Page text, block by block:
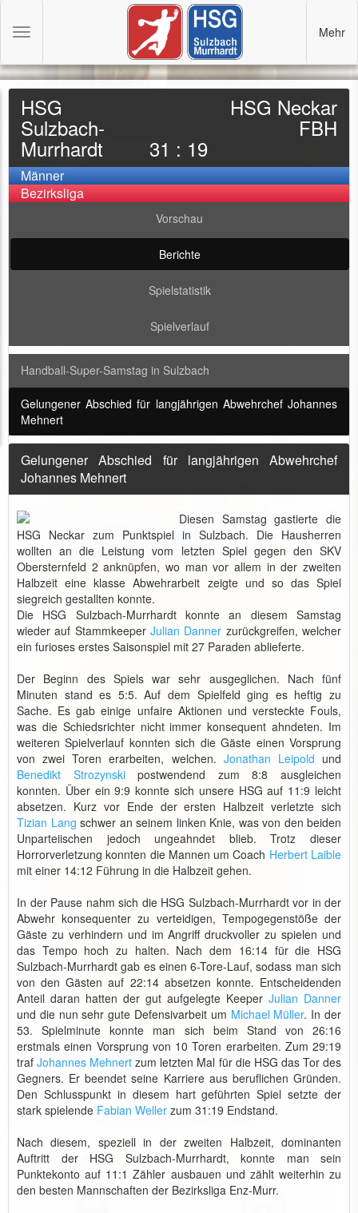
HSG
Sulzbach-
Murrhardt 31 : 19
HSG Neckar
FBH
Männer
Bezirksliga
Vorschau
Berichte
Spielstatistik
Spielverlauf
Handball-Super-Samstag in Sulzbach
Gelungener Abschied für langjährigen Abwehrchef Johannes
Mehnert
Gelungener Abschied für langjährigen Abwehrchef
Johannes Mehnert
Diesen Samstag gastierte die
HSG Neckar zum Punktspiel in Sulzbach. Die Hausherren
wollten an die Leistung vom letzten Spiel gegen den SKV
Obersternfeld 2 anknüpfen, wo man vor allem in der zweiten
Halbzeit eine klasse Abwehrarbeit zeigte und so das Spiel
siegreich gestallten konnte.
Die HSG Sulzbach-Murrhardt konnte an diesem Samstag
wieder auf Stammkeeper Julian Danner zurückgreifen, welcher
ein furioses erstes Saisonspiel mit 27 Paraden ablieferte.
Der Beginn des Spiels war sehr ausgeglichen. Nach fünf
Minuten stand es 5:5. Auf dem Spielfeld ging es heftig zu
Sache. Es gab einige unfaire Aktionen und versteckte Fouls,
was die Schiedsrichter nicht immer konsequent ahndeten. Im
weiteren Spielverlauf konnten sich die Gäste einen Vorsprung
von zwei Toren erarbeiten, welchen. Jonathan Leipold und
Benedikt Strozynskipostwendend zum 8:8 ausgleichen
konnten. Über ein 9:9 konnte sich unsere HSG auf 11:9 leicht
absetzen. Kurz vor Ende der ersten Halbzeit verletzte sich
Tizian Lang schwer an seinem linken Knie, was von den beiden
Unparteiischen jedoch ungeahndet blieb. Trotz dieser
Horrorverletzung konnten die Mannen um Coach Herbert Laible
mit einer 14:12 Führung in die Halbzeit gehen.
In der Pause nahm sich die HSG Sulzbach-Murrhardt vor in der
Abwehr konsequenter zu verteidigen, Tempogegenstöße der
Gäste zu verhindern und im Angriff druckvoller zu spielen und
das Tempo hoch zu halten. Nach dem 16:14 für die HSG
Sulzbach-Murrhardt gab es einen 6-Tore-Lauf, sodass man sich
von den Gästen auf 22:14 absetzen konnte. Entscheidenden
Anteil daran hatten der gut aufgelegte Keeper Julian Danner
und die nun sehr gute Defensivarbeit um Michael Müller. In der
53. Spielminute konnte man sich beim Stand von 26:16
erstmals einen Vorsprung von 10 Toren erarbeiten. Zum 29:19
trafJohannes Mehnert zum letzten Mal für die HSG das Tor des
Gegners. Er beendet seine Karriere aus beruflichen Gründen.
Den Schlusspunkt in diesem hart geführten Spiel setzte der
stark spielende Fabian Weller zum 31:19 Endstand.
Nach diesem, speziell in der zweiten Halbzeit, dominanten
Auftritt der HSG Sulzbach-Murrhardt, konnte man sein
Punktekonto auf 11:1 Zähler ausbauen und zählt weiterhin zu
den besten Mannschaften der Bezirksliga Enz-Murr.
Toggle
Mehr